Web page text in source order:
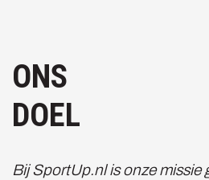
ONS
DOEL
Bij SportUp.nl is onze missie